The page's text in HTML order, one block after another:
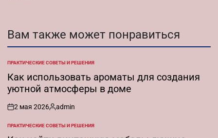
Вам также может понравиться
ОПУБЛИКОВАНО
В
ПРАКТИЧЕСКИЕ СОВЕТЫ И РЕШЕНИЯ
Как использовать ароматы для создания
уютной атмосферы в доме
on
2 мая 2026
Запись
admin
ОПУБЛИКОВАНО
В
ПРАКТИЧЕСКИЕ СОВЕТЫ И РЕШЕНИЯ